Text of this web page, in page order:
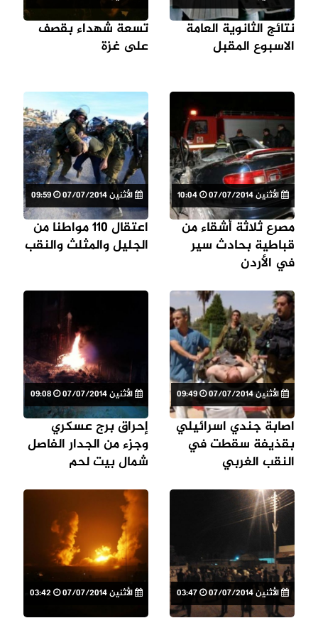
نتائج الثانوية العامة
الاسبوع المقبل
تسعة شهداء بقصف
على غزة
الأثنين 07/07/2014 10:04
مصرع ثلاثة أشقاء من
قباطية بحادث سير
في الأردن
الأثنين 07/07/2014
اعتقال 110 مواطنا من
الجليل والمثلث والنقب
الأثنين 07/07/2014 09:49
اصابة جندي اسرائيلي
بقذيفة سقطت في
النقب الغربي
الأثنين 07/07/2014
إحراق برج عسكري
وجزء من الجدار الفاصل
شمال بيت لحم
الأثنين 07/07/2014 الأثنين 07/07/2014